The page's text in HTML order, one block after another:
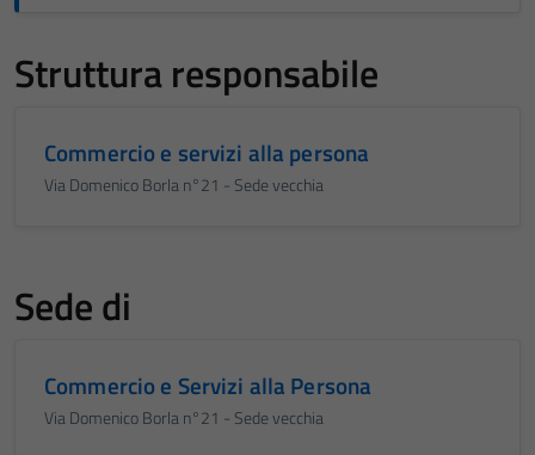
Struttura responsabile
Commercio e servizi alla persona
Via Domenico Borla n°21 - Sede vecchia
Sede di
Commercio e Servizi alla Persona
Via Domenico Borla n°21 - Sede vecchia